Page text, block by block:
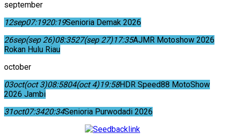
september
12sep07:1920:19Senioria Demak 2026
26sep(sep 26)08:3527(sep 27)17:35AJMR Motoshow 2026
Rokan Hulu Riau
october
03oct(oct 3)08:5804(oct 4)19:58HDR Speed88 MotoShow
2026 Jambi
31oct07:3420:34Senioria Purwodadi 2026